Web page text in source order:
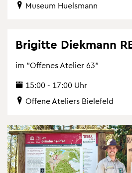
Mu­se­um Hu­els­mann
Bri­git­te Diek­mann
im "Of­fe­nes Ate­lier 63"
15:00 - 17:00 Uhr
Of­fe­ne Ate­liers Bie­le­feld